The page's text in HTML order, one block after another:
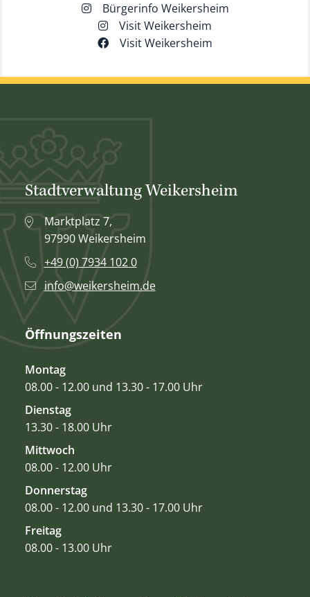
Bürgerinfo Weikersheim
Visit Weikersheim
Visit Weikersheim
Stadtverwaltung Weikersheim
Marktplatz 7,
97990 Weikersheim
+49 (0) 7934 102 0
info@weikersheim.de
Öffnungszeiten
Montag
08.00 - 12.00 und 13.30 - 17.00 Uhr
Dienstag
13.30 - 18.00 Uhr
Mittwoch
08.00 - 12.00 Uhr
Donnerstag
08.00 - 12.00 und 13.30 - 17.00 Uhr
Freitag
08.00 - 13.00 Uhr